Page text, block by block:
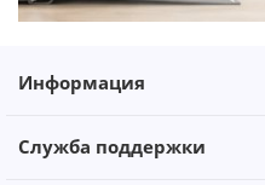
Информация
Служба поддержки